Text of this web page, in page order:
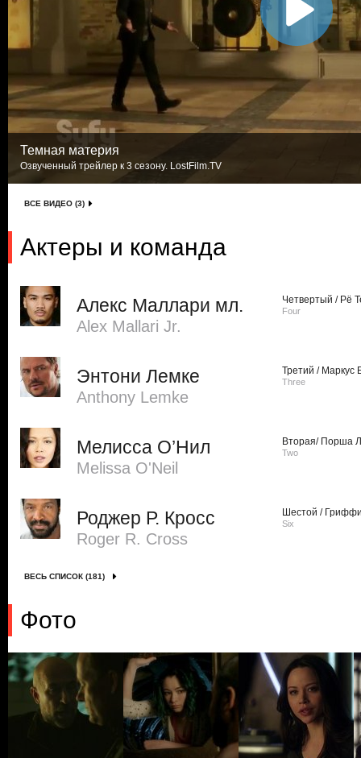
Темная материя
Озвученный трейлер к 3 сезону. LostFilm.TV
ВСЕ ВИДЕО (3)
Актеры и команда
Алекс Маллари мл.
Alex Mallari Jr.
Четвертый / Рё
Four
Энтони Лемке
Anthony Lemke
Третий / Маркус
Three
Мелисса О’Нил
Melissa O'Neil
Вторая/ Порша
Two
Роджер Р. Кросс
Roger R. Cross
Шестой /
Six
ВЕСЬ СПИСОК (181)
Фото